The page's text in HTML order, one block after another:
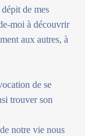
de mes
moi à découvrir
aux autres, à
de se
trouver son
notre vie nous